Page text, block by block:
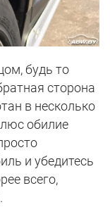
будь то
сторона
в несколько
обилие
и убедитесь
всего,